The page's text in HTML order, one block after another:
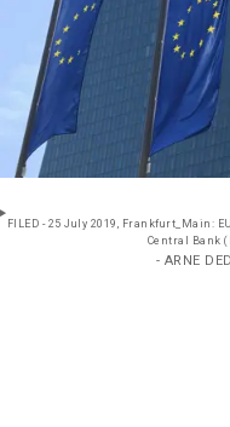
FILED - 25 July 2019, Frankfurt_Main:
Central Bank
- ARNE